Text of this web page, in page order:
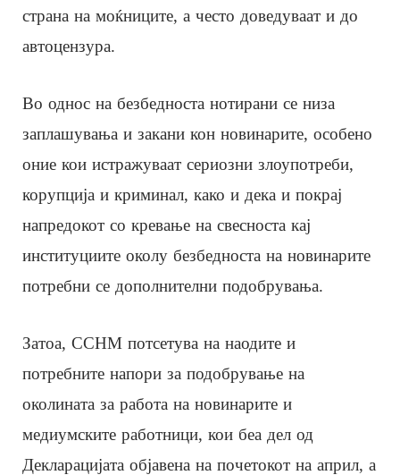
страна на моќниците, а често доведуваат и до
автоцензура.
Во однос на безбедноста нотирани се низа
заплашувања и закани кон новинарите, особено
оние кои истражуваат сериозни злоупотреби,
корупција и криминал, како и дека и покрај
напредокот со кревање на свесноста кај
институциите околу безбедноста на новинарите
потребни се дополнителни подобрувања.
Затоа, ССНМ потсетува на наодите и
потребните напори за подобрување на
околината за работа на новинарите и
медиумските работници, кои беа дел од
Декларацијата објавена на почетокот на април, а